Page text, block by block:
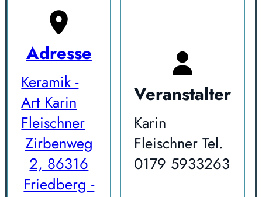
Adresse
Keramik -
Art Karin
Fleischner
Zirbenweg
2, 86316
Friedberg -
Veranstalter
Karin
Fleischner Tel.
0179 5933263